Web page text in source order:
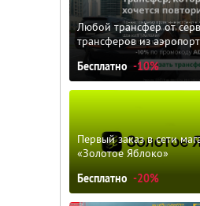
Любой трансфер от
трансферов из
Бесплатно -10%
Первый заказ в сети
«Золотое Яблоко»
Бесплатно -20%